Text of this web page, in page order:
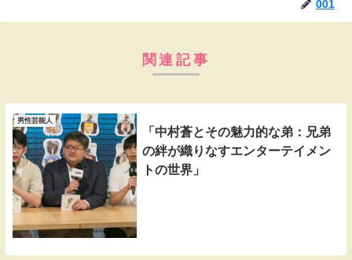
001
関連記事
男性芸能人
「中村蒼とその魅力的な弟：兄弟
の絆が織りなすエンターテイメン
トの世界」